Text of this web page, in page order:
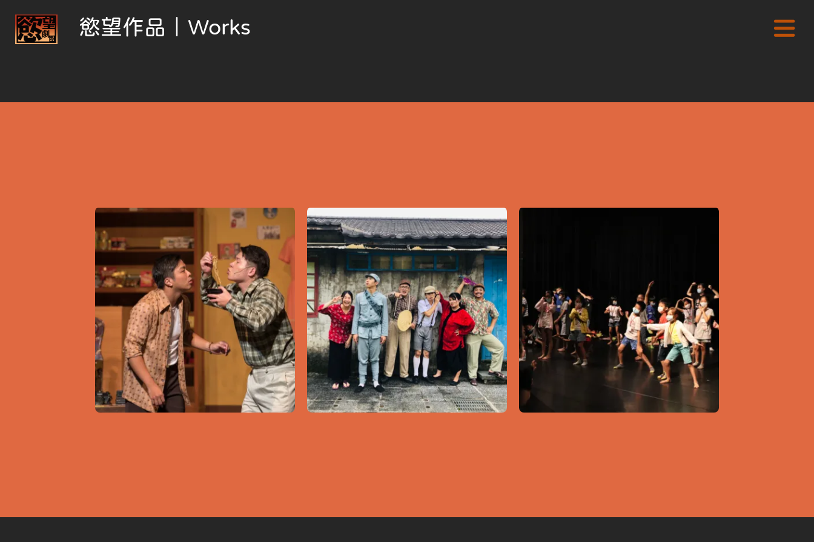
慾望作品｜Works
原創
作品
活動
演出
戲劇
培育